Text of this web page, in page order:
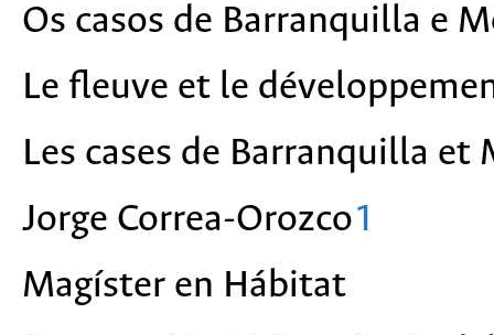
Os casos de Barranquilla e
Le fleuve et le
Les cases de Barranquilla et
Jorge Correa-Orozco1
Magíster en Hábitat